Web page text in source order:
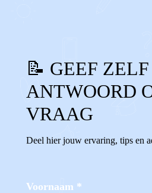
📝 GEEF ZELF
ANTWOORD
VRAAG
Deel hier jouw ervaring, tips en
Voornaam *